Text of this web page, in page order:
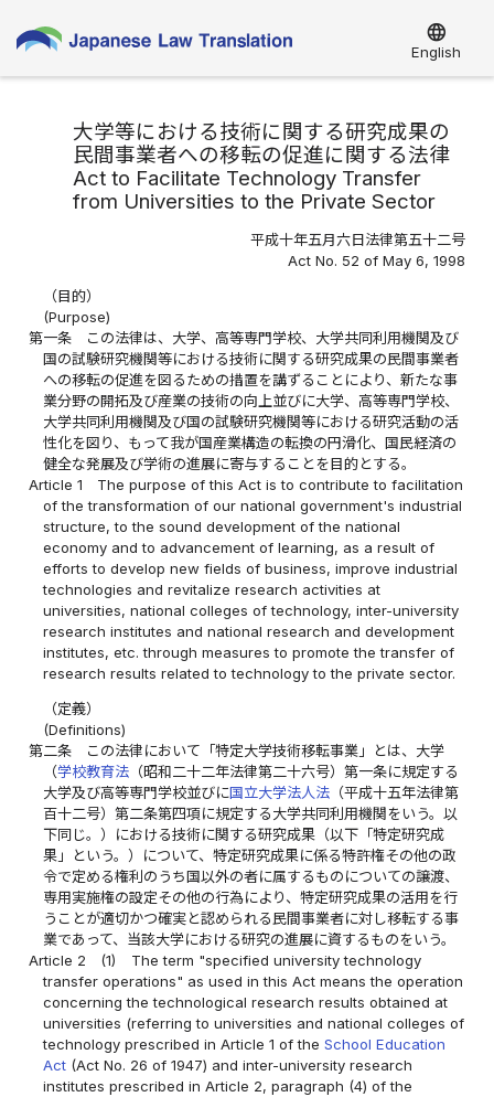
language
English
大学等における技術に関する研究成果の
民間事業者への移転の促進に関する法律
Act to Facilitate Technology Transfer
from Universities to the Private Sector
平成十年五月六日法律第五十二号
Act No. 52 of May 6, 1998
（目的）
(Purpose)
第一条
この法律は、大学、高等専門学校、大学共同利用機関及び
国の試験研究機関等における技術に関する研究成果の民間事業者
への移転の促進を図るための措置を講ずることにより、新たな事
業分野の開拓及び産業の技術の向上並びに大学、高等専門学校、
大学共同利用機関及び国の試験研究機関等における研究活動の活
性化を図り、もって我が国産業構造の転換の円滑化、国民経済の
健全な発展及び学術の進展に寄与することを目的とする。
Article 1
The purpose of this Act is to contribute to facilitation
of the transformation of our national government's industrial
structure, to the sound development of the national
economy and to advancement of learning, as a result of
efforts to develop new fields of business, improve industrial
technologies and revitalize research activities at
universities, national colleges of technology, inter-university
research institutes and national research and development
institutes, etc. through measures to promote the transfer of
research results related to technology to the private sector.
（定義）
(Definitions)
第二条
この法律において「特定大学技術移転事業」とは、大学
（学校教育法 （昭和二十二年法律第二十六号）第一条に規定する
大学及び高等専門学校並びに国立大学法人法 （平成十五年法律第
百十二号）第二条第四項に規定する大学共同利用機関をいう。以
下同じ。）における技術に関する研究成果（以下「特定研究成
果」という。）について、特定研究成果に係る特許権その他の政
令で定める権利のうち国以外の者に属するものについての譲渡、
専用実施権の設定その他の行為により、特定研究成果の活用を行
うことが適切かつ確実と認められる民間事業者に対し移転する事
業であって、当該大学における研究の進展に資するものをいう。
Article 2
(1)
The term "specified university technology
transfer operations" as used in this Act means the operation
concerning the technological research results obtained at
universities (referring to universities and national colleges of
technology prescribed in Article 1 of theSchool Education
Act (Act No. 26 of 1947) and inter-university research
institutes prescribed in Article 2, paragraph (4) of the